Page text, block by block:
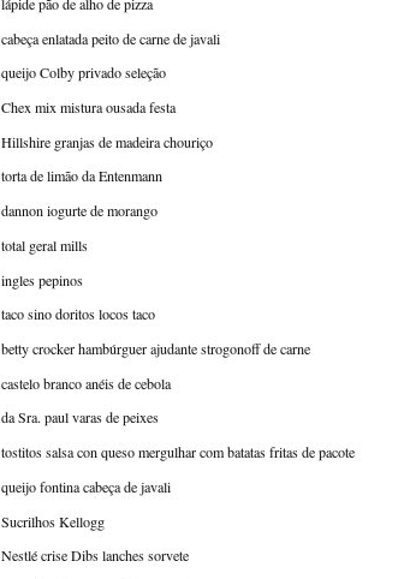
cabeça enlatada peito de carne de javali
queijo Colby privado seleção
Chex mix mistura ousada festa
Hillshire granjas de madeira chouriço
torta de limão da Entenmann
dannon iogurte de morango
total geral mills
ingles pepinos
taco sino doritos locos taco
betty crocker hambúrguer ajudante strogonoff de carne
castelo branco anéis de cebola
da Sra. paul varas de peixes
tostitos salsa con queso mergulhar com batatas fritas de pacote
queijo fontina cabeça de javali
Sucrilhos Kellogg
Nestlé crise Dibs lanches sorvete